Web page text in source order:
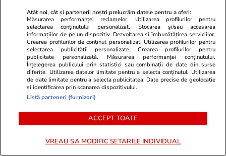
ZiaruldeIasi.ro
Proiectul imobiliar pregătit lângă
Lidl Moara de Foc este scos la
vânzare. Dezvoltatorul este
de anvergură
Fanatik.ro
Denis
pentru a
Atât noi, cât și partenerii noștri prelucrăm datele pentru a oferi:
Măsurarea performanței reclamelor. Utilizarea profilurilor pentru
selectarea conținutului personalizat. Stocarea și/sau accesarea
informațiilor de pe un dispozitiv. Dezvoltarea și îmbunătățirea serviciilor.
Crearea profilurilor de conținut personalizat. Utilizarea profilurilor pentru
selectarea publicității personalizate. Crearea profilurilor pentru
publicitate personalizată. Măsurarea performanței conținutului.
Înțelegerea publicului prin statistici sau combinații de date din surse
diferite. Utilizarea datelor limitate pentru a selecta conținutul. Utilizarea
de date limitate pentru a selecta publicitatea. Date precise de geolocație
și identificarea prin scanarea dispozitivului.
Listă parteneri (furnizori)
ACCEPT TOATE
VREAU SA MODIFIC SETARILE INDIVIDUAL